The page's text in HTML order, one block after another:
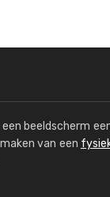
beeldscherm
van een